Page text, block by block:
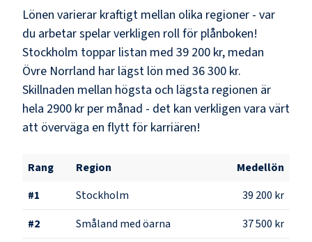
Lönen varierar kraftigt mellan olika regioner - var
du arbetar spelar verkligen roll för plånboken!
Stockholm toppar listan med 39 200 kr, medan
Övre Norrland har lägst lön med 36 300 kr.
Skillnaden mellan högsta och lägsta regionen är
hela 2900 kr per månad - det kan verkligen vara värt
att överväga en flytt för karriären!
Rang Region
Medellön
#1 Stockholm
39 200 kr
#2 Småland med öarna 37 500 kr